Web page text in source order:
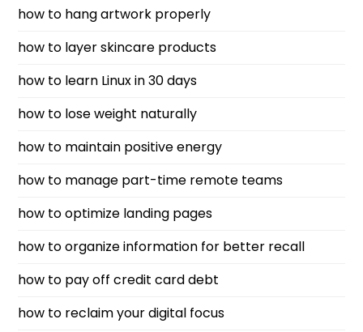
how to hang artwork properly
how to layer skincare products
how to learn Linux in 30 days
how to lose weight naturally
how to maintain positive energy
how to manage part-time remote teams
how to optimize landing pages
how to organize information for better recall
how to pay off credit card debt
how to reclaim your digital focus